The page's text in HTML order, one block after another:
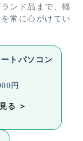
ンド品まで、幅
常に心がけてい
トパソコン
円
る